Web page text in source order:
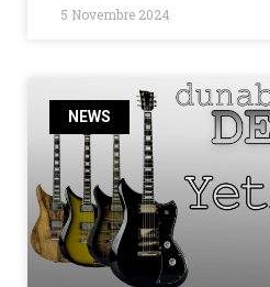
5 Novembre 2024
NEWS